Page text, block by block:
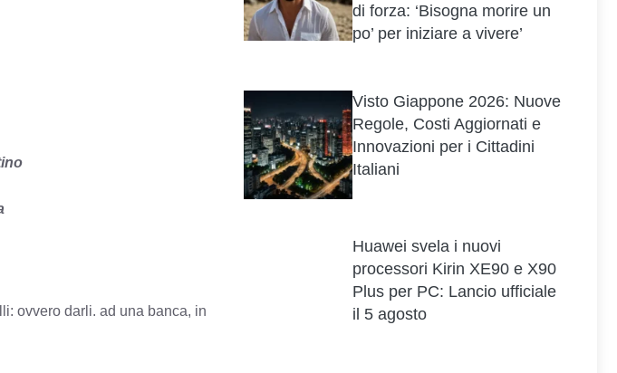
ovvero darli. ad una banca, in
di forza: ‘Bisogna morire un
po’ per iniziare a vivere’
Visto Giappone 2026: Nuove
Regole, Costi Aggiornati e
Innovazioni per i Cittadini
Italiani
Huawei svela i nuovi
processori Kirin XE90 e X90
Plus per PC: Lancio ufficiale
il 5 agosto